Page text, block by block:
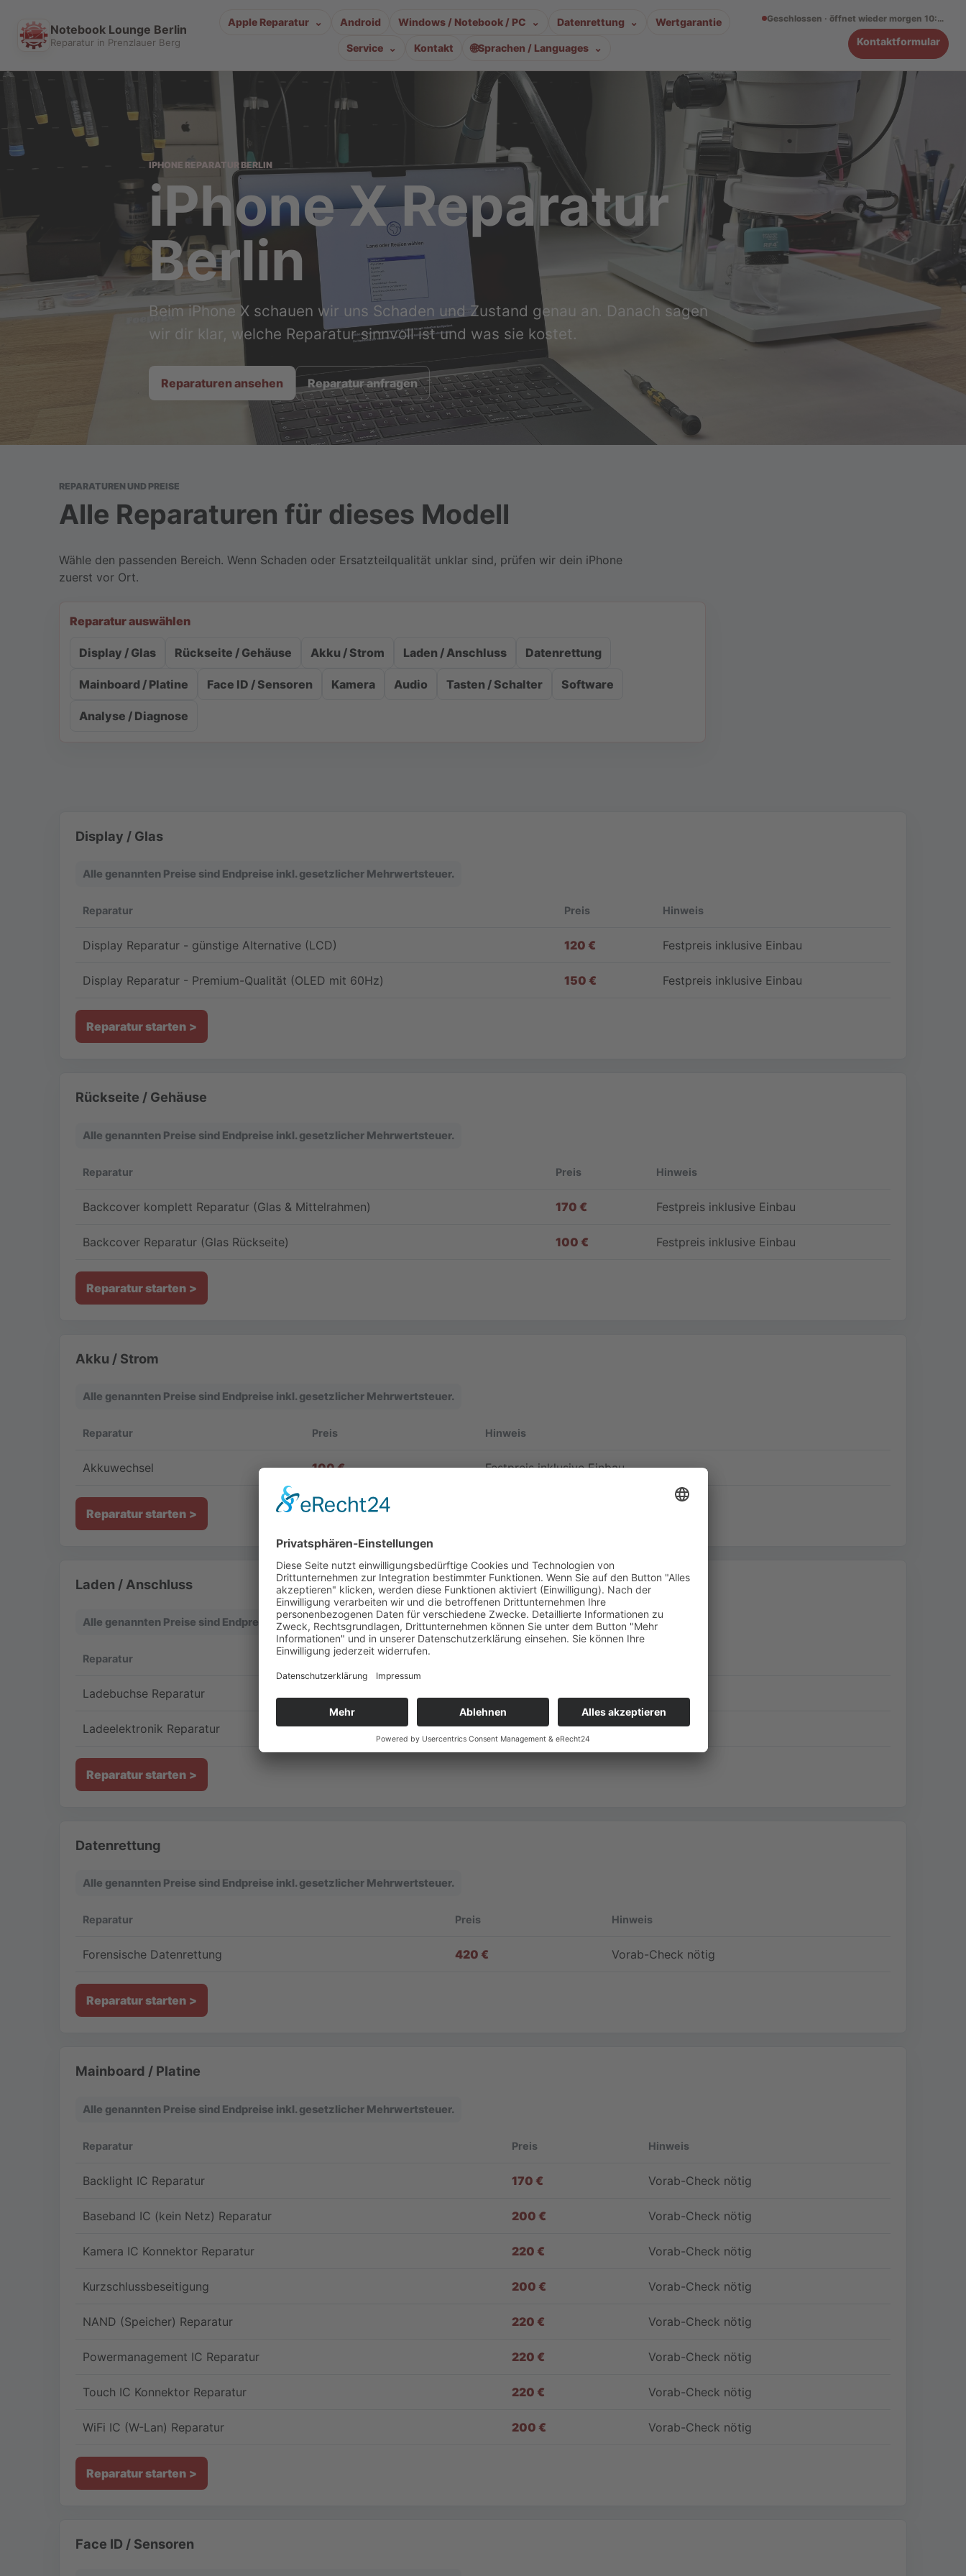
Notebook Lounge Berlin
Reparatur in Prenzlauer Berg
Apple Reparatur Android Windows / Notebook / PC Datenrettung Wertgarantie
Service Kontakt 🌐Sprachen / Languages
Geschlossen · öffnet wieder morgen 10:00 Uhr
Kontaktformular
IPHONE REPARATUR BERLIN
iPhone X Reparatur
Berlin
Beim iPhone X schauen wir uns Schaden und Zustand genau an. Danach sagen
wir dir klar, welche Reparatur sinnvoll ist und was sie kostet.
Reparaturen ansehen Reparatur anfragen
REPARATUREN UND PREISE
Alle Reparaturen für dieses Modell
Wähle den passenden Bereich. Wenn Schaden oder Ersatzteilqualität unklar sind, prüfen wir dein iPhone
zuerst vor Ort.
Reparatur auswählen
Display / Glas Rückseite / Gehäuse Akku / Strom Laden / Anschluss Datenrettung
Mainboard / Platine Face ID / Sensoren Kamera Audio Tasten / Schalter Software
Analyse / Diagnose
Display / Glas
Alle genannten Preise sind Endpreise inkl. gesetzlicher Mehrwertsteuer.
Reparatur Preis Hinweis
Display Reparatur - günstige Alternative (LCD) 120 € Festpreis inklusive Einbau
Display Reparatur - Premium-Qualität (OLED mit 60Hz) 150 € Festpreis inklusive Einbau
Reparatur starten
Rückseite / Gehäuse
Alle genannten Preise sind Endpreise inkl. gesetzlicher Mehrwertsteuer.
Reparatur Preis Hinweis
Backcover komplett Reparatur (Glas & Mittelrahmen) 170 € Festpreis inklusive Einbau
Backcover Reparatur (Glas Rückseite) 100 € Festpreis inklusive Einbau
Reparatur starten
Akku / Strom
Alle genannten Preise sind Endpreise inkl. gesetzlicher Mehrwertsteuer.
Reparatur Preis Hinweis
Akkuwechsel 100 € Festpreis inklusive Einbau
Reparatur starten
Laden / Anschluss
Alle genannten Preise sind Endpreise inkl. gesetzlicher Mehrwertsteuer.
Reparatur Preis
Ladebuchse Reparatur
Ladeelektronik Reparatur 190 € Festpreis inklusive Einbau
Reparatur starten
Datenrettung
Alle genannten Preise sind Endpreise inkl. gesetzlicher Mehrwertsteuer.
Reparatur Preis Hinweis
Forensische Datenrettung 420 € Vorab-Check nötig
Reparatur starten
Mainboard / Platine
Alle genannten Preise sind Endpreise inkl. gesetzlicher Mehrwertsteuer.
Reparatur Preis Hinweis
Backlight IC Reparatur 170 € Vorab-Check nötig
Baseband IC (kein Netz) Reparatur 200 € Vorab-Check nötig
Kamera IC Konnektor Reparatur 220 € Vorab-Check nötig
Kurzschlussbeseitigung 200 € Vorab-Check nötig
NAND (Speicher) Reparatur 220 € Vorab-Check nötig
Powermanagement IC Reparatur 220 € Vorab-Check nötig
Touch IC Konnektor Reparatur 220 € Vorab-Check nötig
WiFi IC (W-Lan) Reparatur 200 € Vorab-Check nötig
Reparatur starten
Face ID / Sensoren